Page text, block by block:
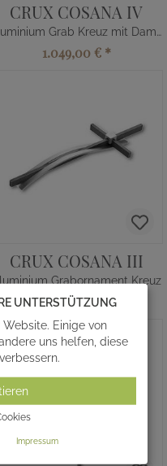
CRUX COSANA IV
Aluminium Grab Kreuz mit Damast
1.049,00 € *
CRUX COSANA III
Grabornament Kreuz
1.018,00 € *
UNTERSTÜTZUNG
Einige von
uns helfen, diese
Impressum